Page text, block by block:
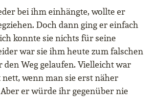
bei ihm einhängte, wollte er
Doch dann ging er einfach
konnte sie nichts für seine
war sie ihm heute zum falschen
Weg gelaufen. Vielleicht war
nett, wenn man sie erst näher
er würde ihr gegenüber nie